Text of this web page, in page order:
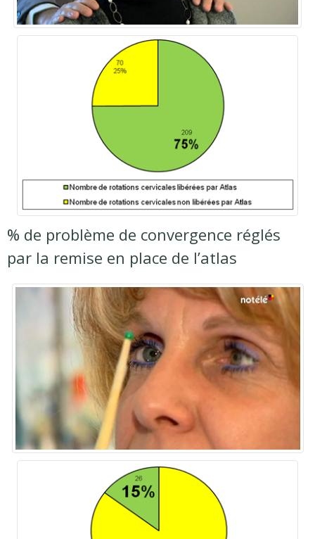
% de problème de convergence réglés
par la remise en place de l’atlas